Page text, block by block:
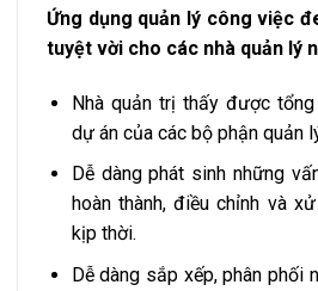
Ứng dụng quản lý công việc
tuyệt vời cho các nhà quản lý
Nhà quản trị thấy được
dự án của các bộ phận quản
Dễ dàng phát sinh những
hoàn thành, điều chỉnh và
kịp thời.
Dễ dàng sắp xếp, phân phối